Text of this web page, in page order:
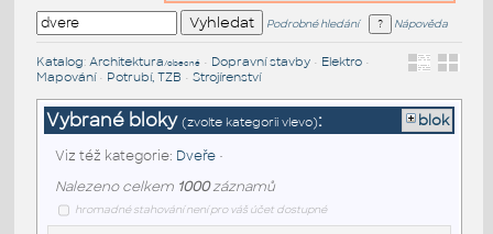
Podrobné hledání Nápověda
Katalog: Architektura/obecné• Dopravní stavby• Elektro•
Mapování• Potrubí, TZB • Strojírenství
Vybrané bloky (zvolte kategorii vlevo): blok
Viz též kategorie: Dveře•
Nalezeno celkem 1000záznamů
hromadné stahování není pro váš účet dostupné